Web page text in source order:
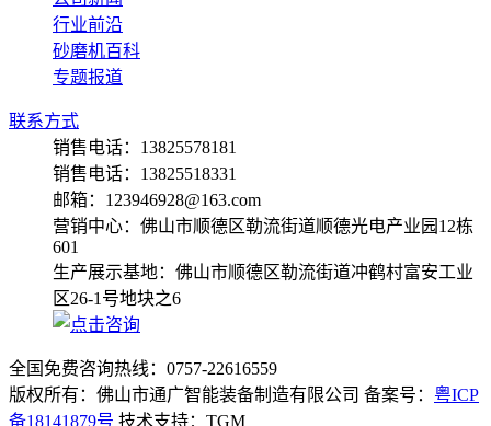
行业前沿
砂磨机百科
专题报道
联系方式
销售电话：13825578181
销售电话：13825518331
邮箱：123946928@163.com
营销中心：佛山市顺德区勒流街道顺德光电产业园12栋
601
生产展示基地：佛山市顺德区勒流街道冲鹤村富安工业
区26-1号地块之6
全国免费咨询热线： 0757-22616559
版权所有：佛山市通广智能装备制造有限公司 备案号： 粤ICP
备18141879号 技术支持：TGM